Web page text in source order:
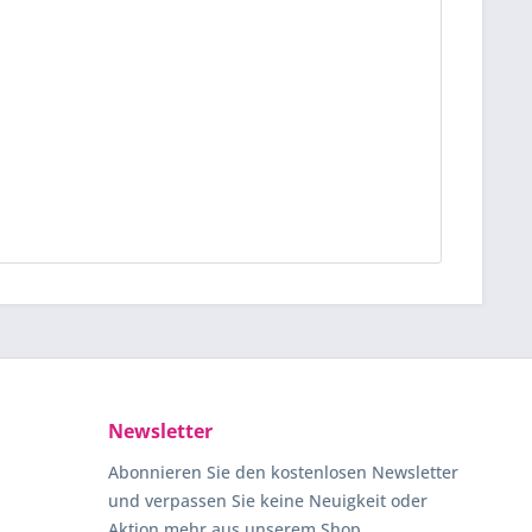
Newsletter
Abonnieren Sie den kostenlosen Newsletter
und verpassen Sie keine Neuigkeit oder